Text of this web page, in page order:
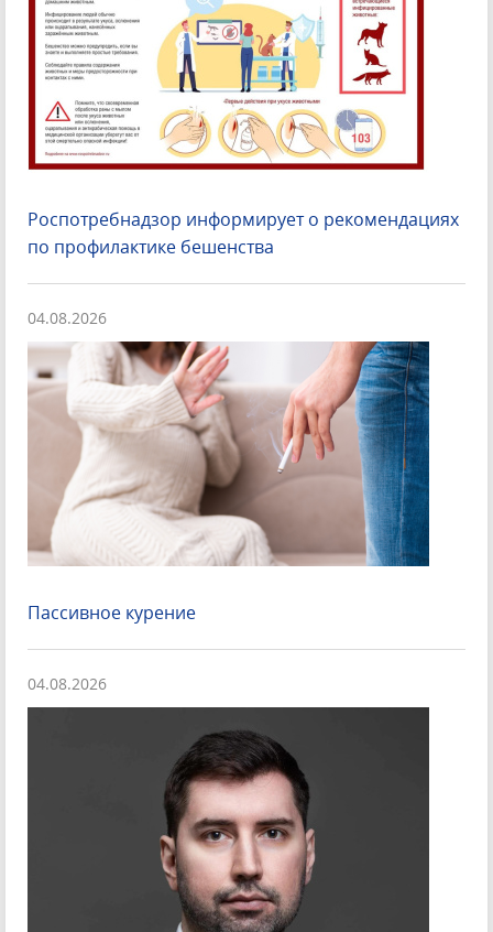
Роспотребнадзор информирует о рекомендациях
по профилактике бешенства
04.08.2026
Пассивное курение
04.08.2026